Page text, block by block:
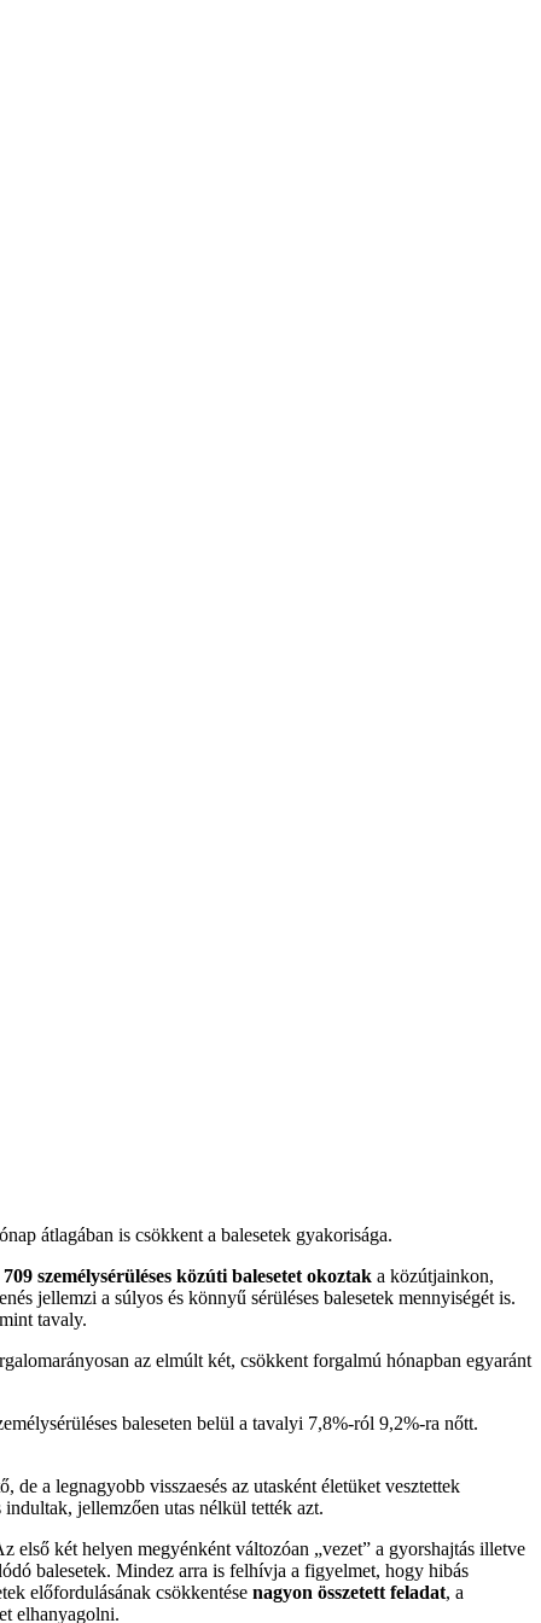
átlagában is csökkent a balesetek gyakorisága.
személysérüléses közúti balesetet okoztak a közútjainkon,
jellemzi a súlyos és könnyű sérüléses balesetek mennyiségét is.
tavaly.
az elmúlt két, csökkent forgalmú hónapban egyaránt
baleseten belül a tavalyi 7,8%-ról 9,2%-ra nőtt.
a legnagyobb visszaesés az utasként életüket vesztettek
jellemzően utas nélkül tették azt.
első két helyen megyénként változóan „vezet” a gyorshajtás illetve
balesetek. Mindez arra is felhívja a figyelmet, hogy hibás
előfordulásának csökkentése nagyon összetett feladat, a
elhanyagolni.